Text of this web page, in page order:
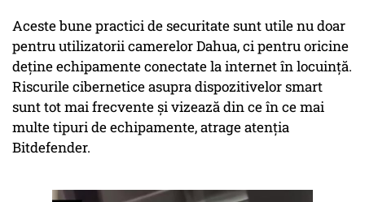
Aceste bune practici de securitate sunt utile nu doar
pentru utilizatorii camerelor Dahua, ci pentru oricine
deține echipamente conectate la internet în locuință.
Riscurile cibernetice asupra dispozitivelor smart
sunt tot mai frecvente și vizează din ce în ce mai
multe tipuri de echipamente, atrage atenția
Bitdefender.